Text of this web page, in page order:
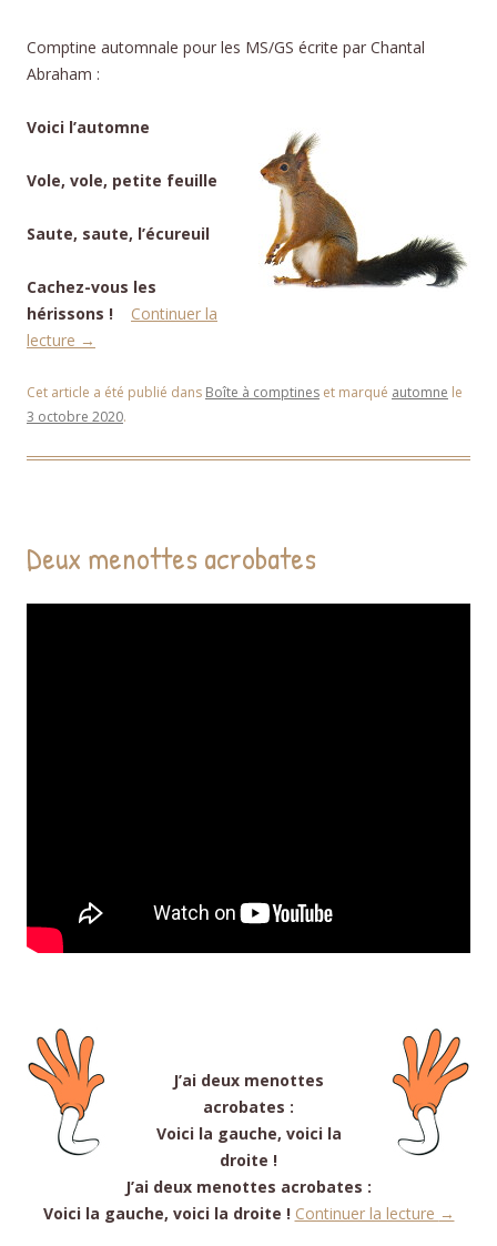
Comptine automnale pour les MS/GS écrite par Chantal
Abraham :
Voici l’automne
Vole, vole, petite feuille
Saute, saute, l’écureuil
Cachez-vous les
hérissons !
Continuer la
lecture →
Cet article a été publié dans Boîte à comptines et marqué automne le
3 octobre 2020.
Deux menottes acrobates
J’ai deux menottes
acrobates :
Voici la gauche, voici la
droite !
J’ai deux menottes acrobates :
Voici la gauche, voici la droite ! Continuer la lecture →